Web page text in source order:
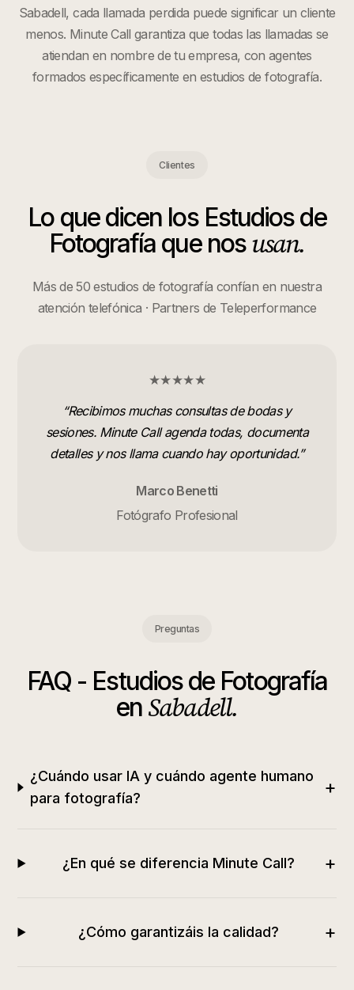
Sabadell, cada llamada perdida puede significar un cliente
menos. Minute Call garantiza que todas las llamadas se
atiendan en nombre de tu empresa, con agentes
formados específicamente en estudios de fotografía.
Clientes
Lo que dicen los Estudios de
Fotografía que nosusan.
Más de 50 estudios de fotografía confían en nuestra
atención telefónica · Partners de Teleperformance
★★★★★
“Recibimos muchas consultas de bodas y
sesiones. Minute Call agenda todas, documenta
detalles y nos llama cuando hay oportunidad.”
Marco Benetti
Fotógrafo Profesional
Preguntas
FAQ - Estudios de Fotografía
en Sabadell.
¿Cuándo usar IA y cuándo agente humano
para fotografía?
+
¿En qué se diferencia Minute Call? +
¿Cómo garantizáis la calidad? +